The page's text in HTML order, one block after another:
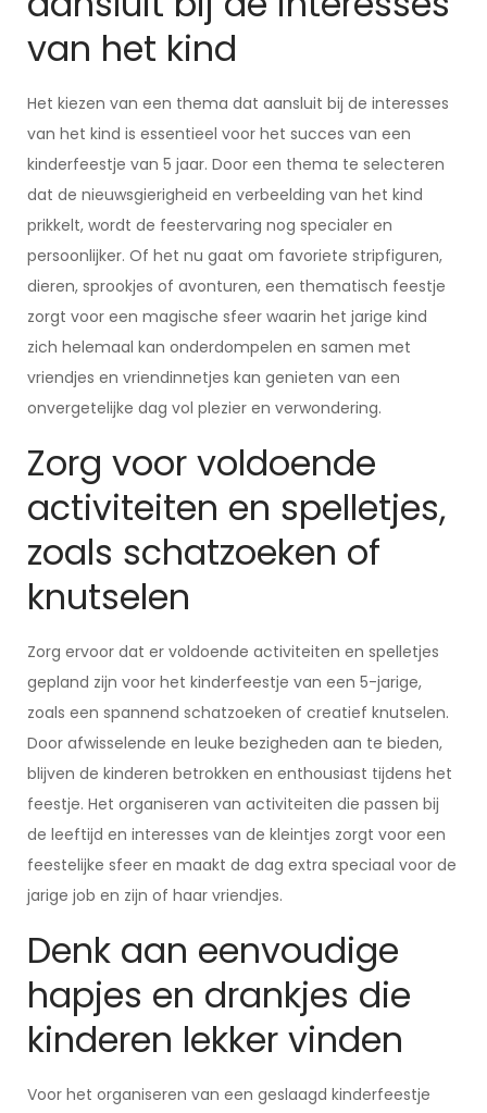
van het kind
Het kiezen van een thema dat aansluit bij de interesses
van het kind is essentieel voor het succes van een
kinderfeestje van 5 jaar. Door een thema te selecteren
dat de nieuwsgierigheid en verbeelding van het kind
prikkelt, wordt de feestervaring nog specialer en
persoonlijker. Of het nu gaat om favoriete stripfiguren,
dieren, sprookjes of avonturen, een thematisch feestje
zorgt voor een magische sfeer waarin het jarige kind
zich helemaal kan onderdompelen en samen met
vriendjes en vriendinnetjes kan genieten van een
onvergetelijke dag vol plezier en verwondering.
Zorg voor voldoende
activiteiten en spelletjes,
zoals schatzoeken of
knutselen
Zorg ervoor dat er voldoende activiteiten en spelletjes
gepland zijn voor het kinderfeestje van een 5-jarige,
zoals een spannend schatzoeken of creatief knutselen.
Door afwisselende en leuke bezigheden aan te bieden,
blijven de kinderen betrokken en enthousiast tijdens het
feestje. Het organiseren van activiteiten die passen bij
de leeftijd en interesses van de kleintjes zorgt voor een
feestelijke sfeer en maakt de dag extra speciaal voor de
jarige job en zijn of haar vriendjes.
Denk aan eenvoudige
hapjes en drankjes die
kinderen lekker vinden
Voor het organiseren van een geslaagd kinderfeestje